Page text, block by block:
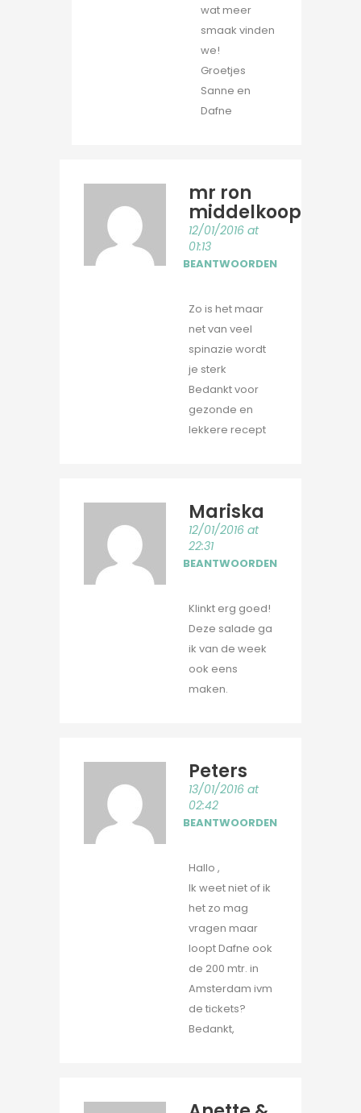
wat meer
smaak vinden
we!
Groetjes
Sanne en
Dafne
mr ron
middelkoop
12/01/2016 at
01:13
BEANTWOORDEN
Zo is het maar
net van veel
spinazie wordt
je sterk
Bedankt voor
gezonde en
lekkere recept
Mariska
12/01/2016 at
22:31
BEANTWOORDEN
Klinkt erg goed!
Deze salade ga
ik van de week
ook eens
maken.
Peters
13/01/2016 at
02:42
BEANTWOORDEN
Hallo ,
Ik weet niet of ik
het zo mag
vragen maar
loopt Dafne ook
de 200 mtr. in
Amsterdam ivm
de tickets?
Bedankt,